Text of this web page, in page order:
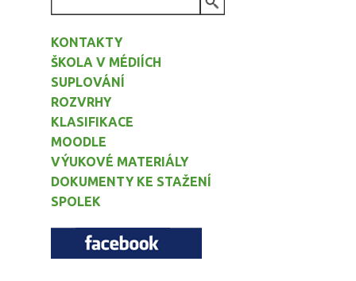
KONTAKTY
ŠKOLA V MÉDIÍCH
SUPLOVÁNÍ
ROZVRHY
KLASIFIKACE
MOODLE
VÝUKOVÉ MATERIÁLY
DOKUMENTY KE STAŽENÍ
SPOLEK